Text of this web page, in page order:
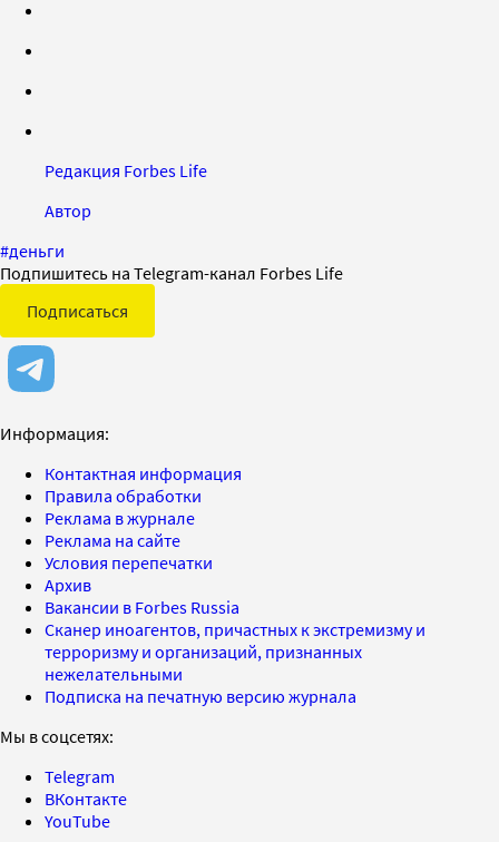
Редакция Forbes Life
Автор
#деньги
Подпишитесь на Telegram-канал Forbes Life
Подписаться
Информация:
Контактная информация
Правила обработки
Реклама в журнале
Реклама на сайте
Условия перепечатки
Архив
Вакансии в Forbes Russia
Сканер иноагентов, причастных к экстремизму и
терроризму и организаций, признанных
нежелательными
Подписка на печатную версию журнала
Мы в соцсетях:
Telegram
ВКонтакте
YouTube